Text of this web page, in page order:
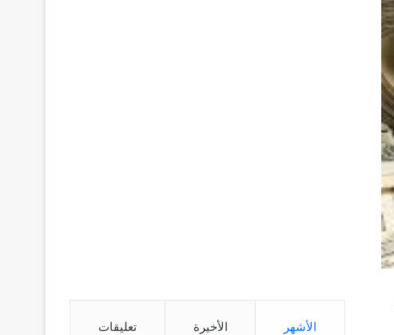
الأشهر الأخيرة تعليقات